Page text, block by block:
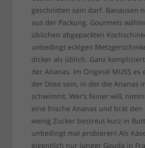
geschnitten sein darf. Banausen
aus der Packung. Gourmets
üblichen abgepackten
unbedingt eckigen
dicker als üblich. Ganz
der Ananas. Im Original MUSS es
der Dose sein, in der die Ananas
schwimmt. Wer’s feiner will,
eine frische Ananas und brät den
wenig Zucker bestreut kurz in
unbedingt mal probieren! Als
eigentlich nur junger Gouda in